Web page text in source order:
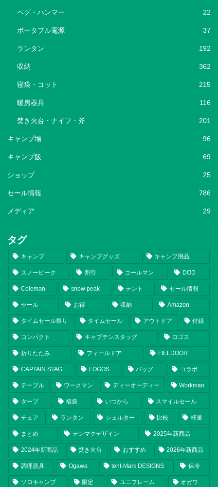
ペグ・ハンマー 22
ポータブル電源 37
ランタン 192
収納 362
寝袋・コット 215
暖房器具 116
焚き火台・ナイフ・斧 201
キャンプ場 96
キャンプ飯 69
ショップ 25
セール情報 786
メディア 29
タグ
キャンプ キャンプグッズ キャンプ用品
スノーピーク 割引 コールマン DOD
Coleman snow peak テント セール情報
セール お得 収納 Amazon
タイムセール祭り タイムセール アウトドア 付録
コンパクト キャプテンスタッグ ロゴス
折りたたみ フィールドア FIELDOOR
CAPTAIN STAG LOGOS バッグ コラボ
テーブル ワークマン ディーオーディー Workman
タープ 福袋 いつから スマイルセール
チェア ランタン シェルター 比較 軽量
まとめ テンマクデザイン 2025年新商品
2024年新商品 焚き火台 おすすめ 2026年新商品
調理器具 Ogawa tent-Mark DESIGNS 保冷
ソロキャンプ 限定 ユニフレーム オガワ